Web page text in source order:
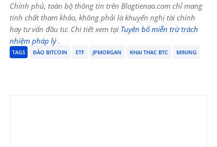
Chính phủ, toàn bộ thông tin trên Blogtienao.com chỉ mang
tính chất tham khảo, không phải là khuyến nghị tài chính
hay tư vấn đầu tư. Chi tiết xem tại Tuyên bố miễn trừ trách
nhiệm pháp lý.
TAGS ĐÀO BITCOIN ETF JPMORGAN KHAI THAC BTC MINING